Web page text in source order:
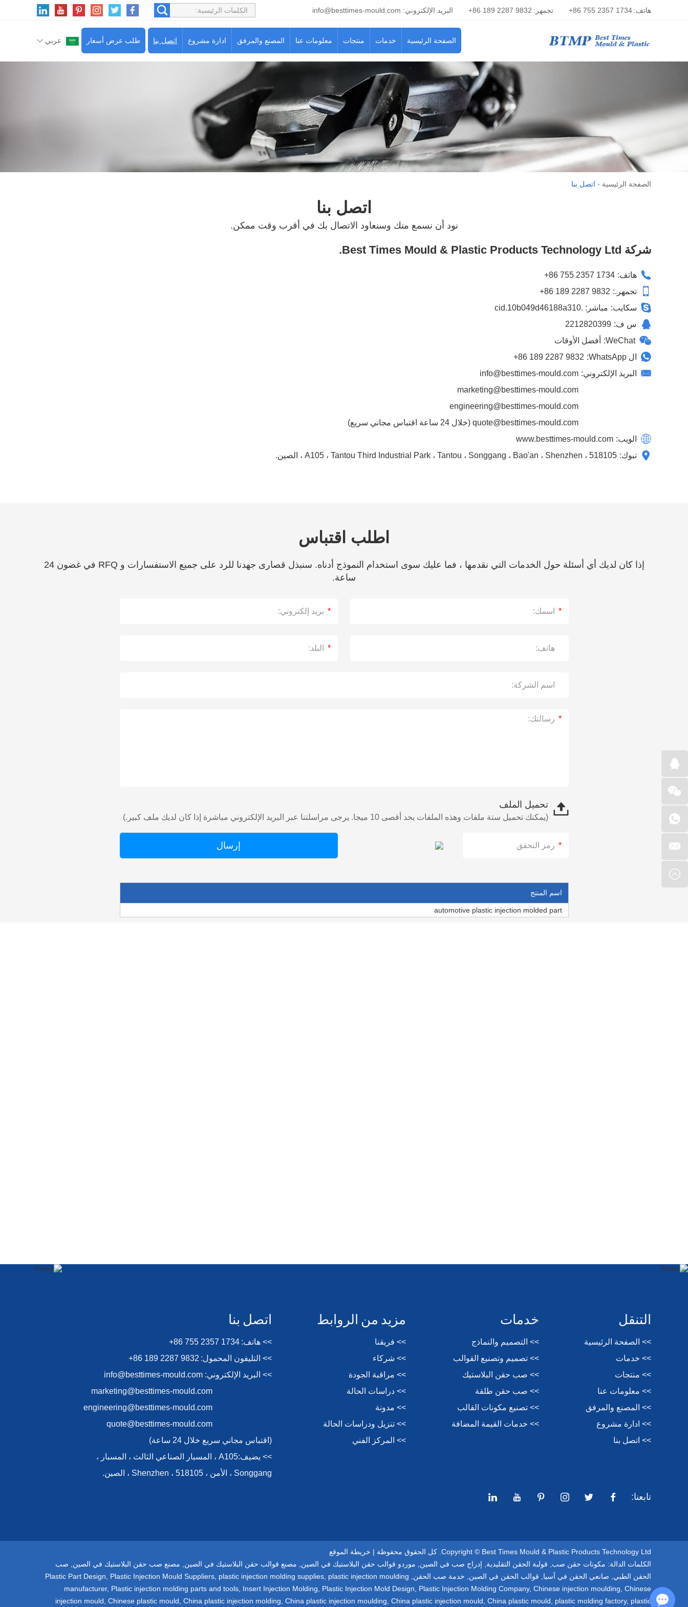
هاتف: +86 755 2357 1734 تجمهر: +86 189 2287 9832 البريد الإلكتروني: info@besttimes-mould.com
عربي طلب عرض أسعار الصفحة الرئيسية خدمات منتجات معلومات عنا المصنع والمرفق ادارة مشروع اتصل بنا
الصفحة الرئيسية - اتصل بنا
اتصل بنا
نود أن نسمع منك وسنعاود الاتصال بك في أقرب وقت ممكن.
شركة Best Times Mould & Plastic Products Technology Ltd.
هاتف: +86 755 2357 1734
تجمهر.: +86 189 2287 9832
سكايب: مباشر: .cid.10b049d46188a310
س ف: 2212820399
WeChat:
أفضل الأوقات
ال WhatsApp:
+86 189 2287 9832
البريد الإلكتروني: info@besttimes-mould.com
marketing@besttimes-mould.com
engineering@besttimes-mould.com
quote@besttimes-mould.com (خلال 24 ساعة اقتباس مجاني سريع)
الويب: www.besttimes-mould.com
تبوك: A105 ، Tantou Third Industrial Park ، Tantou ، Songgang ، Bao'an ، Shenzhen ، 518105 ، الصين.
اطلب اقتباس
إذا كان لديك أي أسئلة حول الخدمات التي نقدمها ، فما عليك سوى استخدام النموذج أدناه. سنبذل قصارى جهدنا للرد على جميع الاستفسارات و RFQ في غضون 24
ساعة.
تحميل الملف
(يمكنك تحميل ستة ملفات وهذه الملفات بحد أقصى 10 ميجا. يرجى مراسلتنا عبر البريد الإلكتروني مباشرة إذا كان لديك ملف كبير.)
اسم المنتج
automotive plastic injection molded part
التنقل
>> الصفحة الرئيسية
>> خدمات
>> منتجات
>> معلومات عنا
>> المصنع والمرفق
>> ادارة مشروع
>> اتصل بنا
خدمات
>> التصميم والنماذج
>> تصميم وتصنيع القوالب
>> صب حقن البلاستيك
>> صب حقن طلقة
>> تصنيع مكونات القالب
>> خدمات القيمة المضافة
مزيد من الروابط
>> فريقنا
>> شركاء
>> مراقبة الجودة
>> دراسات الحالة
>> مدونة
>> تنزيل ودراسات الحالة
>> المركز الفني
اتصل بنا
>> هاتف: +86 755 2357 1734
>> التليفون المحمول: +86 189 2287 9832
>> البريد الإلكتروني:info@besttimes-mould.com
marketing@besttimes-mould.com
engineering@besttimes-mould.com
quote@besttimes-mould.com
(اقتباس مجاني سريع خلال 24 ساعة)
>> يضيف:A105 ، المسبار الصناعي الثالث ، المسبار ،
Songgang ، الأمن ، Shenzhen ، 518105 ، الصين.
تابعنا:
Copyright © Best Times Mould & Plastic Products Technology Ltd. كل الحقوق محفوظة |
خريطة الموقع
الكلمات الدالة: مكونات حقن صب قولبة الحقن التقليدية إدراج صب في الصين موردو قوالب حقن البلاستيك في الصين مصنع قوالب حقن البلاستيك في الصين مصنع صب حقن البلاستيك في الصين
صب
الحقن الطبي
صانعي الحقن في آسيا قوالب الحقن في الصين خدمة صب الحقن Plastic Part Design Plastic Injection Mould Suppliers plastic injection molding supplies plastic injection moulding
manufacturer, Plastic injection molding parts and tools Insert Injection Molding Plastic Injection Mold Design Plastic Injection Molding Company, Chinese injection moulding Chinese
injection mould Chinese plastic mould China plastic injection molding China plastic injection moulding China plastic injection mould China plastic mould plastic molding factory, plastic
Chat with Us